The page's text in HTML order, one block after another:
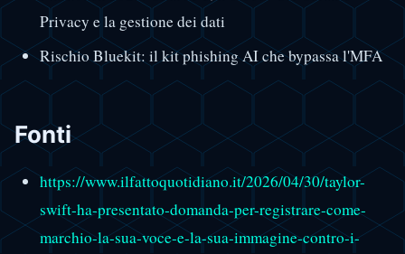
Privacy e la gestione dei dati
Rischio Bluekit: il kit phishing AI che bypassa l'MFA
Fonti
https://www.ilfattoquotidiano.it/2026/04/30/taylor-
swift-ha-presentato-domanda-per-registrare-come-
marchio-la-sua-voce-e-la-sua-immagine-contro-i-